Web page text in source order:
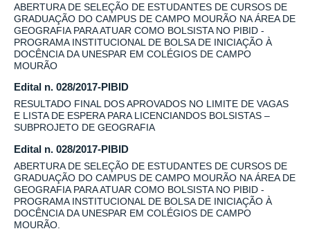
ABERTURA DE SELEÇÃO DE ESTUDANTES DE CURSOS DE
GRADUAÇÃO DO CAMPUS DE CAMPO MOURÃO NA ÁREA DE
GEOGRAFIA PARA ATUAR COMO BOLSISTA NO PIBID -
PROGRAMA INSTITUCIONAL DE BOLSA DE INICIAÇÃO À
DOCÊNCIA DA UNESPAR EM COLÉGIOS DE CAMPO
MOURÃO
Edital n. 028/2017-PIBID
RESULTADO FINAL DOS APROVADOS NO LIMITE DE VAGAS
E LISTA DE ESPERA PARA LICENCIANDOS BOLSISTAS –
SUBPROJETO DE GEOGRAFIA
Edital n. 028/2017-PIBID
ABERTURA DE SELEÇÃO DE ESTUDANTES DE CURSOS DE
GRADUAÇÃO DO CAMPUS DE CAMPO MOURÃO NA ÁREA DE
GEOGRAFIA PARA ATUAR COMO BOLSISTA NO PIBID -
PROGRAMA INSTITUCIONAL DE BOLSA DE INICIAÇÃO À
DOCÊNCIA DA UNESPAR EM COLÉGIOS DE CAMPO
MOURÃO.